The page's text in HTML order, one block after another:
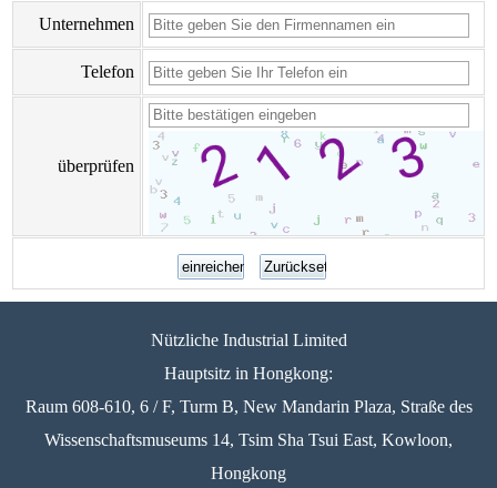
Unternehmen
Telefon
überprüfen
Nützliche Industrial Limited
Hauptsitz in Hongkong:
Raum 608-610, 6 / F, Turm B, New Mandarin Plaza, Straße des
Wissenschaftsmuseums 14, Tsim Sha Tsui East, Kowloon,
Hongkong